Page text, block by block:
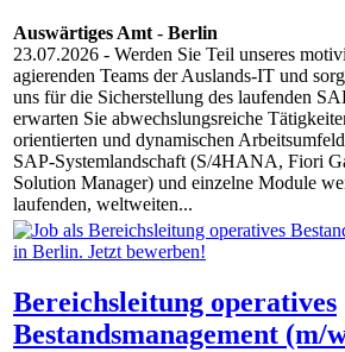
Auswärtiges Amt - Berlin
23.07.2026 - Werden Sie Teil unseres
agierenden Teams der Auslands-IT und
uns für die Sicherstellung des laufenden
erwarten Sie abwechslungsreiche
orientierten und dynamischen
SAP-Systemlandschaft (S/4HANA, Fiori
Solution Manager) und einzelne Module
laufenden, weltweiten...
Bereichsleitung operatives
Bestandsmanagement (m/